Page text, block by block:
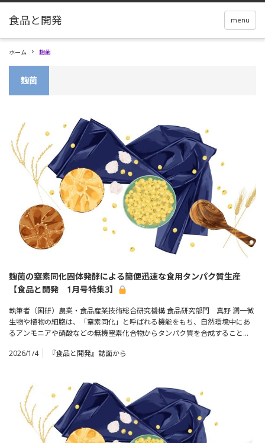
menu
ホーム 麹菌
麹菌
麹菌の窒素同化固体発酵による簡便迅速な食用タンパク質生産
【食品と開発 1月号特集3】
執筆者（国研）農業・食品産業技術総合研究機構 食品研究部門 真野 潤一微
生物や植物の細胞は、「窒素同化」と呼ばれる機能をもち、自然環境中にあ
るアンモニアや硝酸などの無機窒素化合物からタンパク質を合成すること…
2026/1/4
『食品と開発』誌面から